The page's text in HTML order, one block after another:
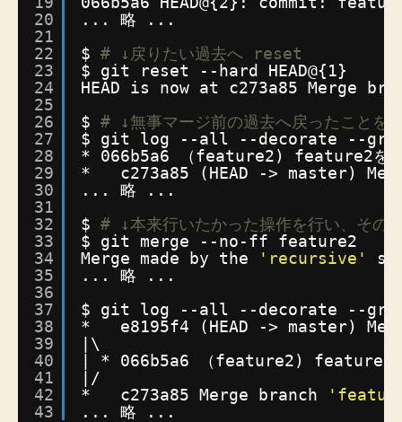
20
21
22
23
24
25
26
27
28
29
30
31
32
33
34
35
36
37
38
39
40
41
42
43
... 略 ...
$ # ↓戻りたい過去へ reset
$ git reset --hard HEAD@{1}
HEAD is now at c273a85 Merge
$ # ↓無事マージ前の過去へ戻ったことを
$ git log --all --decorate --
* 066b5a6 （feature2) feature2を追
*   c273a85 (HEAD -> master)
... 略 ...
$ # ↓本来行いたかった操作を行い、その
$ git merge --no-ff feature2
Merge made by the
'recursive'
... 略 ...
$ git log --all --decorate --
*   e8195f4 (HEAD -> master)
|\
| * 066b5a6 （feature2) feature2を
|/
*   c273a85 Merge branch
... 略 ...